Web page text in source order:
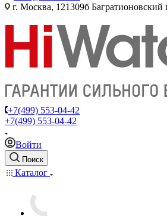
г. Москва, 121309б Багратионовский
+7(499) 553-04-42
+7(499) 553-04-42
Войти
Поиск
Каталог